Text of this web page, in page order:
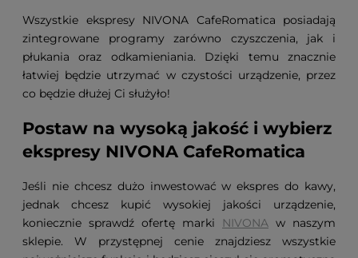
Wszystkie ekspresy NIVONA CafeRomatica posiadają
zintegrowane programy zarówno czyszczenia, jak i
płukania oraz odkamieniania. Dzięki temu znacznie
łatwiej będzie utrzymać w czystości urządzenie, przez
co będzie dłużej Ci służyło!
Postaw na wysoką jakość i wybierz
ekspresy NIVONA CafeRomatica
Jeśli nie chcesz dużo inwestować w ekspres do kawy,
jednak chcesz kupić wysokiej jakości urządzenie,
koniecznie sprawdź ofertę marki
NIVONA w naszym
sklepie. W przystępnej cenie znajdziesz wszystkie